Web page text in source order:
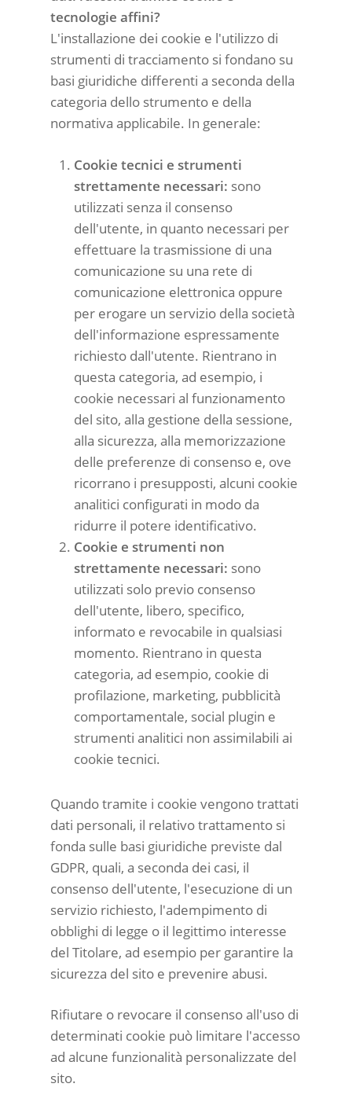
tecnologie affini?
L'installazione dei cookie e l'utilizzo di
strumenti di tracciamento si fondano su
basi giuridiche differenti a seconda della
categoria dello strumento e della
normativa applicabile. In generale:
Cookie tecnici e strumenti
strettamente necessari: sono
utilizzati senza il consenso
dell'utente, in quanto necessari per
effettuare la trasmissione di una
comunicazione su una rete di
comunicazione elettronica oppure
per erogare un servizio della società
dell'informazione espressamente
richiesto dall'utente. Rientrano in
questa categoria, ad esempio, i
cookie necessari al funzionamento
del sito, alla gestione della sessione,
alla sicurezza, alla memorizzazione
delle preferenze di consenso e, ove
ricorrano i presupposti, alcuni cookie
analitici configurati in modo da
ridurre il potere identificativo.
Cookie e strumenti non
strettamente necessari: sono
utilizzati solo previo consenso
dell'utente, libero, specifico,
informato e revocabile in qualsiasi
momento. Rientrano in questa
categoria, ad esempio, cookie di
profilazione, marketing, pubblicità
comportamentale, social plugin e
strumenti analitici non assimilabili ai
cookie tecnici.
Quando tramite i cookie vengono trattati
dati personali, il relativo trattamento si
fonda sulle basi giuridiche previste dal
GDPR, quali, a seconda dei casi, il
consenso dell'utente, l'esecuzione di un
servizio richiesto, l'adempimento di
obblighi di legge o il legittimo interesse
del Titolare, ad esempio per garantire la
sicurezza del sito e prevenire abusi.
Rifiutare o revocare il consenso all'uso di
determinati cookie può limitare l'accesso
ad alcune funzionalità personalizzate del
sito.